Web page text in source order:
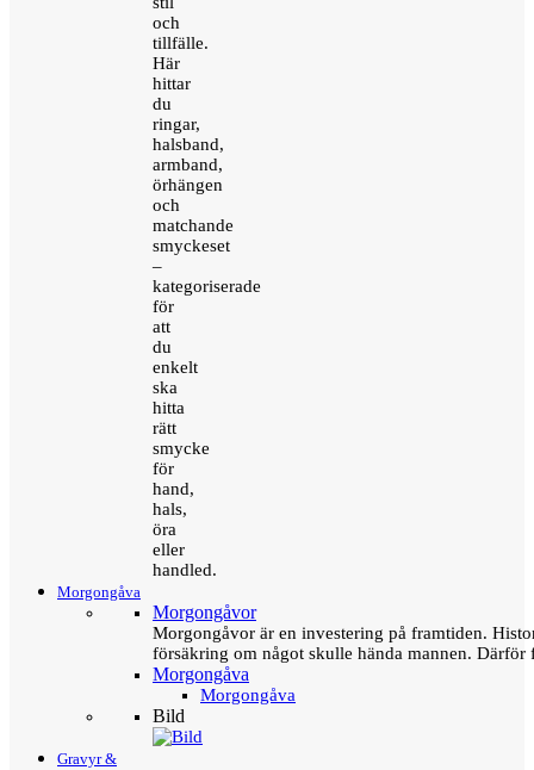
och
tillfälle.
Här
hittar
du
ringar,
halsband,
armband,
örhängen
och
matchande
smyckeset
–
kategoriserade
för
att
du
enkelt
ska
hitta
rätt
smycke
för
hand,
hals,
öra
eller
handled.
Morgongåva
Morgongåvor
Morgongåvor är en investering på framtiden.
försäkring om något skulle hända mannen.
Morgongåva
Morgongåva
Bild
Gravyr &